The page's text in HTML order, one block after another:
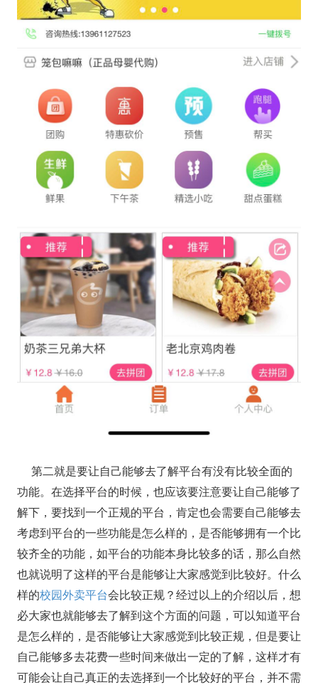
第二就是要让自己能够去了解平台有没有比较全面的
功能。在选择平台的时候，也应该要注意要让自己能够了
解下，要找到一个正规的平台，肯定也会需要自己能够去
考虑到平台的一些功能是怎么样的，是否能够拥有一个比
较齐全的功能，如平台的功能本身比较多的话，那么自然
也就说明了这样的平台是能够让大家感觉到比较好。什么
样的校园外卖平台会比较正规？经过以上的介绍以后，想
必大家也就能够去了解到这个方面的问题，可以知道平台
是怎么样的，是否能够让大家感觉到比较正规，但是要让
自己能够多去花费一些时间来做出一定的了解，这样才有
可能会让自己真正的去选择到一个比较好的平台，并不需